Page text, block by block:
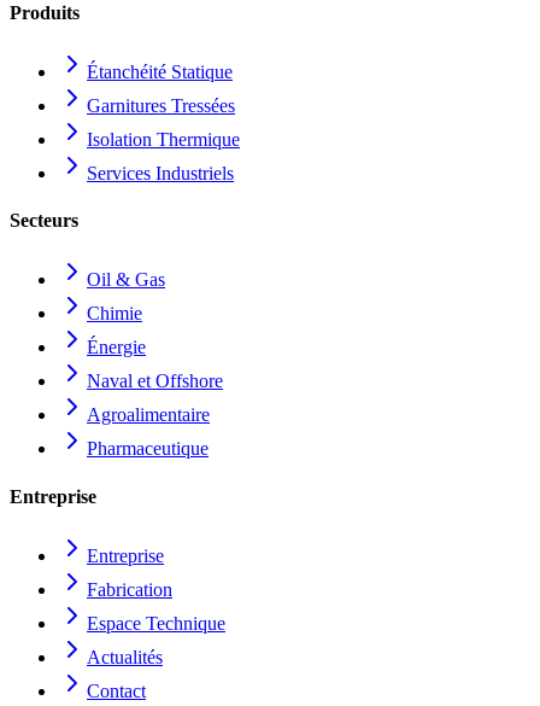
Produits
Étanchéité Statique
Garnitures Tressées
Isolation Thermique
Services Industriels
Secteurs
Oil & Gas
Chimie
Énergie
Naval et Offshore
Agroalimentaire
Pharmaceutique
Entreprise
Entreprise
Fabrication
Espace Technique
Actualités
Contact